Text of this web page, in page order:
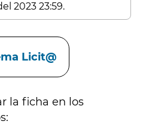
2023 23:59.
Licit@
la ficha en los